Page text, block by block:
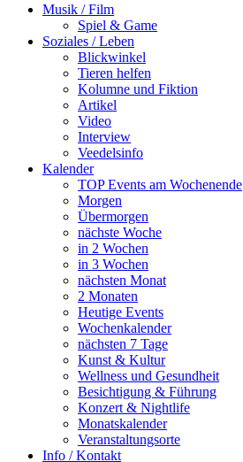
Musik / Film
Spiel & Game
Soziales / Leben
Blickwinkel
Tieren helfen
Kolumne und Fiktion
Artikel
Video
Interview
Veedelsinfo
Kalender
TOP Events am Wochenende
Morgen
Übermorgen
nächste Woche
in 2 Wochen
in 3 Wochen
nächsten Monat
2 Monaten
Heutige Events
Wochenkalender
nächsten 7 Tage
Kunst & Kultur
Wellness und Gesundheit
Besichtigung & Führung
Konzert & Nightlife
Monatskalender
Veranstaltungsorte
Info / Kontakt